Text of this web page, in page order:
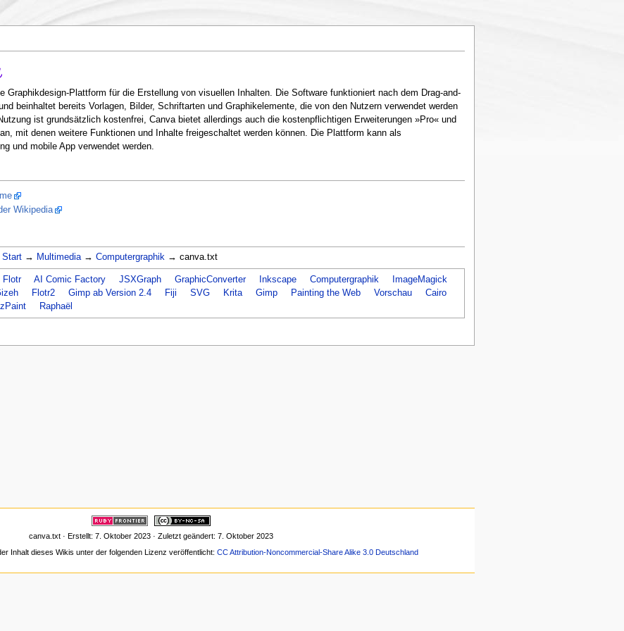
Graphikdesign-Plattform für die Erstellung von visuellen Inhalten. Die Software funktioniert nach dem Drag-and-
beinhaltet bereits Vorlagen, Bilder, Schriftarten und Graphikelemente, die von den Nutzern verwendet werden
ist grundsätzlich kostenfrei, Canva bietet allerdings auch die kostenpflichtigen Erweiterungen »Pro« und
mit denen weitere Funktionen und Inhalte freigeschaltet werden können. Die Plattform kann als
und mobile App verwendet werden.
Wikipedia
Start→ Multimedia→ Computergraphik→ canva.txt
Flotr AI Comic Factory JSXGraph GraphicConverter Inkscape Computergraphik
ImageMagick
Flotr2 Gimp ab Version 2.4 Fiji SVG Krita Gimp Painting the Web Vorschau
Cairo
Raphaël
canva.txt · Erstellt: 7. Oktober 2023 · Zuletzt geändert: 7. Oktober 2023
Inhalt dieses Wikis unter der folgenden Lizenz veröffentlicht: CC Attribution-Noncommercial-Share Alike 3.0 Deutschland